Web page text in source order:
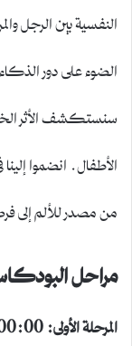
النفسية بين الرجل
الضوء على دور
سنستكشف الأثر
الأطفال. انضموا
من مصدر للألم إلى
مراحل